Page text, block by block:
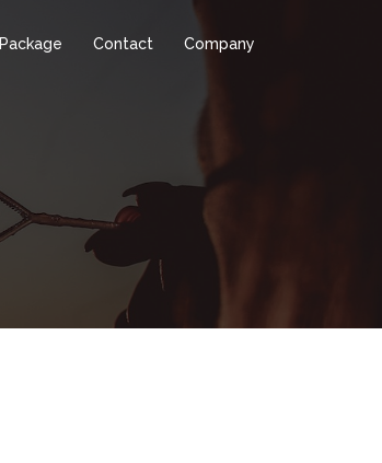
Package Contact Company